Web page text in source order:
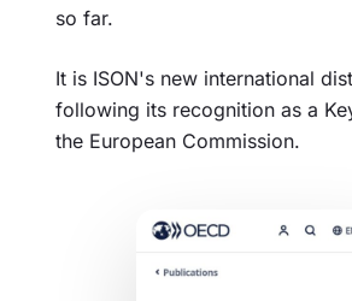
so far.
It is ISON's new international
following its recognition as a
the European Commission.